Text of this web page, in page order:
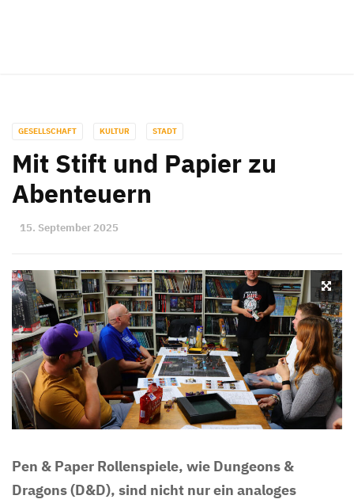
GESELLSCHAFT KULTUR STADT
Mit Stift und Papier zu
Abenteuern
15. September 2025
Pen & Paper Rollenspiele, wie Dungeons &
Dragons (D&D), sind nicht nur ein analoges